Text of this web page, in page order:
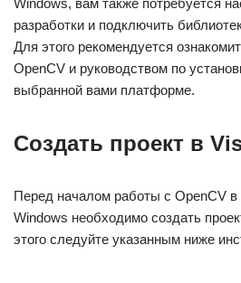
Windows, вам также потребуется
разработки и подключить
Для этого рекомендуется
OpenCV и руководством по
выбранной вами платформе.
Создать проект в
Перед началом работы с OpenCV в
Windows необходимо создать
этого следуйте указанным ниже